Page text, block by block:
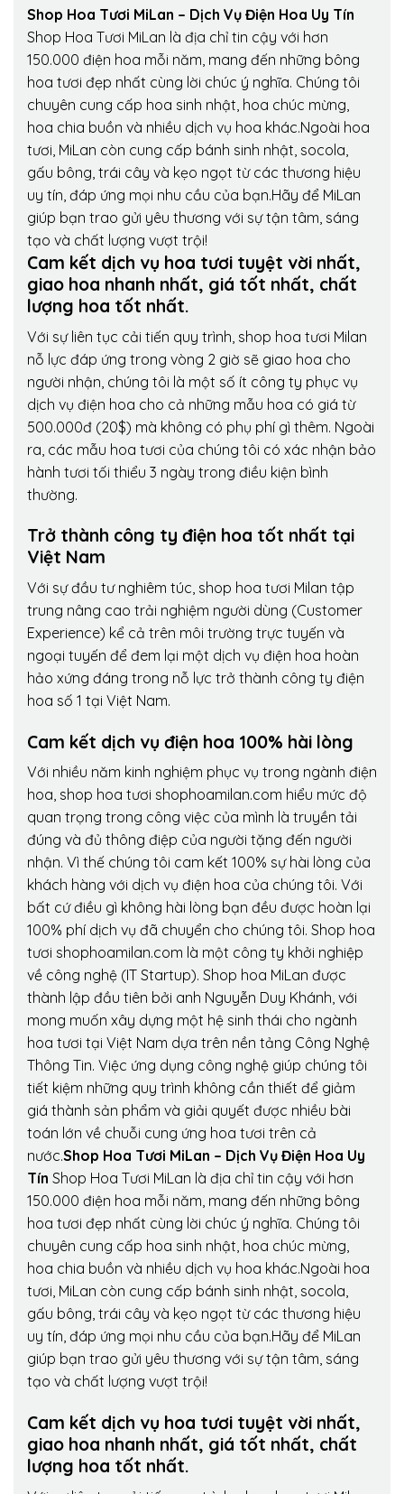
Shop Hoa Tươi MiLan – Dịch Vụ Điện Hoa Uy Tín
Shop Hoa Tươi MiLan là địa chỉ tin cậy với hơn
150.000 điện hoa mỗi năm, mang đến những bông
hoa tươi đẹp nhất cùng lời chúc ý nghĩa. Chúng tôi
chuyên cung cấp hoa sinh nhật, hoa chúc mừng,
hoa chia buồn và nhiều dịch vụ hoa khác.Ngoài hoa
tươi, MiLan còn cung cấp bánh sinh nhật, socola,
gấu bông, trái cây và kẹo ngọt từ các thương hiệu
uy tín, đáp ứng mọi nhu cầu của bạn.Hãy để MiLan
giúp bạn trao gửi yêu thương với sự tận tâm, sáng
tạo và chất lượng vượt trội!
Cam kết dịch vụ hoa tươi tuyệt vời nhất,
giao hoa nhanh nhất, giá tốt nhất, chất
lượng hoa tốt nhất.
Với sự liên tục cải tiến quy trình, shop hoa tươi Milan
nỗ lực đáp ứng trong vòng 2 giờ sẽ giao hoa cho
người nhận, chúng tôi là một số ít công ty phục vụ
dịch vụ điện hoa cho cả những mẫu hoa có giá từ
500.000đ (20$) mà không có phụ phí gì thêm. Ngoài
ra, các mẫu hoa tươi của chúng tôi có xác nhận bảo
hành tươi tối thiểu 3 ngày trong điều kiện bình
thường.
Trở thành công ty điện hoa tốt nhất tại
Việt Nam
Với sự đầu tư nghiêm túc, shop hoa tươi Milan tập
trung nâng cao trải nghiệm người dùng (Customer
Experience) kể cả trên môi trường trực tuyến và
ngoại tuyến để đem lại một dịch vụ điện hoa hoàn
hảo xứng đáng trong nỗ lực trở thành công ty điện
hoa số 1 tại Việt Nam.
Cam kết dịch vụ điện hoa 100% hài lòng
Với nhiều năm kinh nghiệm phục vụ trong ngành điện
hoa, shop hoa tươi shophoamilan.com hiểu mức độ
quan trọng trong công việc của mình là truyền tải
đúng và đủ thông điệp của người tặng đến người
nhận. Vì thế chúng tôi cam kết 100% sự hài lòng của
khách hàng với dịch vụ điện hoa của chúng tôi. Với
bất cứ điều gì không hài lòng bạn đều được hoàn lại
100% phí dịch vụ đã chuyển cho chúng tôi. Shop hoa
tươi shophoamilan.com là một công ty khởi nghiệp
về công nghệ (IT Startup). Shop hoa MiLan được
thành lập đầu tiên bởi anh Nguyễn Duy Khánh, với
mong muốn xây dựng một hệ sinh thái cho ngành
hoa tươi tại Việt Nam dựa trên nền tảng Công Nghệ
Thông Tin. Việc ứng dụng công nghệ giúp chúng tôi
tiết kiệm những quy trình không cần thiết để giảm
giá thành sản phẩm và giải quyết được nhiều bài
toán lớn về chuỗi cung ứng hoa tươi trên cả
nước.Shop Hoa Tươi MiLan – Dịch Vụ Điện Hoa Uy
Tín Shop Hoa Tươi MiLan là địa chỉ tin cậy với hơn
150.000 điện hoa mỗi năm, mang đến những bông
hoa tươi đẹp nhất cùng lời chúc ý nghĩa. Chúng tôi
chuyên cung cấp hoa sinh nhật, hoa chúc mừng,
hoa chia buồn và nhiều dịch vụ hoa khác.Ngoài hoa
tươi, MiLan còn cung cấp bánh sinh nhật, socola,
gấu bông, trái cây và kẹo ngọt từ các thương hiệu
uy tín, đáp ứng mọi nhu cầu của bạn.Hãy để MiLan
giúp bạn trao gửi yêu thương với sự tận tâm, sáng
tạo và chất lượng vượt trội!
Cam kết dịch vụ hoa tươi tuyệt vời nhất,
giao hoa nhanh nhất, giá tốt nhất, chất
lượng hoa tốt nhất.